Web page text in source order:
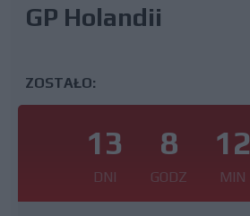
GP Holandii
ZOSTAŁO:
13
DNI
8
GODZ
12
MIN